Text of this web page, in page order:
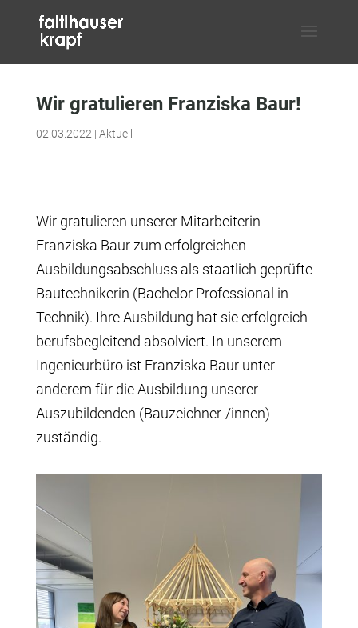
Wir gratulieren Franziska Baur!
02.03.2022 | Aktuell
Wir gratulieren unserer Mitarbeiterin
Franziska Baur zum erfolgreichen
Ausbildungsabschluss als staatlich geprüfte
Bautechnikerin (Bachelor Professional in
Technik). Ihre Ausbildung hat sie erfolgreich
berufsbegleitend absolviert. In unserem
Ingenieurbüro ist Franziska Baur unter
anderem für die Ausbildung unserer
Auszubildenden (Bauzeichner-/innen)
zuständig.